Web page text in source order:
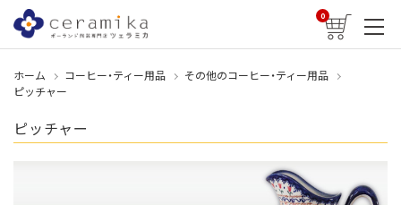
0
ホーム コーヒー・ティー用品
その他のコーヒー・ティー用品
ピッチャー
ピッチャー